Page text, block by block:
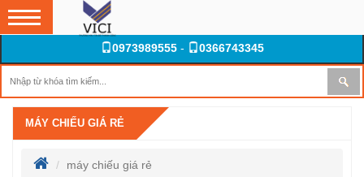
0973989555- 0366743345
MÁY CHIẾU GIÁ RẺ
máy chiếu giá rẻ